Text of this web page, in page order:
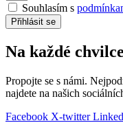
Souhlasím s
Přihlásit se
Na každé
Propojte se s námi.
najdete na našich
Facebook X-twitter